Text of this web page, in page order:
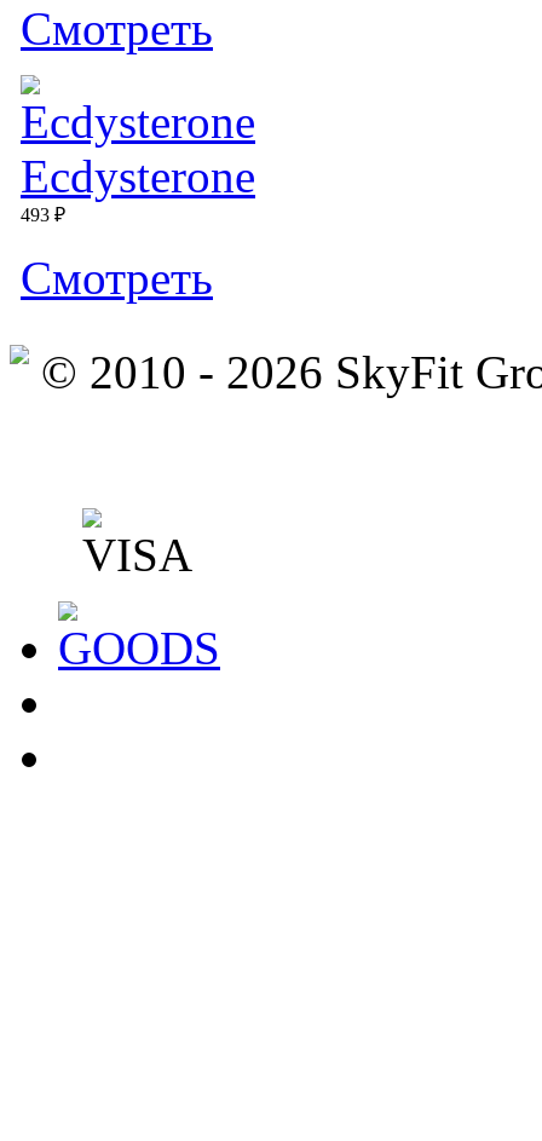
Cмотреть
Ecdysterone
493 ₽
Cмотреть
© 2010 - 2026 SkyFit